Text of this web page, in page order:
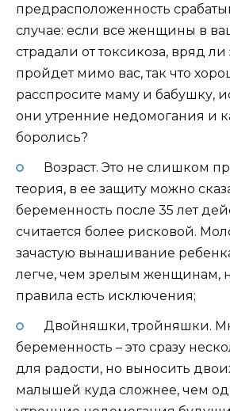
предрасположенность
случае: если все женщины в
страдали от токсикоза, вряд
пройдет мимо вас, так что
расспросите маму и бабушку,
они утренние недомогания и
боролись?
Возраст. Это не слишком
теория, в ее защиту можно
беременность после 35 лет
считается более рисковой.
зачастую вынашивание
легче, чем зрелым женщинам,
правила есть исключения;
Двойняшки, тройняшки.
беременность – это сразу
для радости, но выносить
малышей куда сложнее, чем